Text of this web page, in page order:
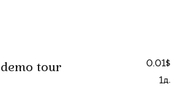
demo tour 0.01$
1д.